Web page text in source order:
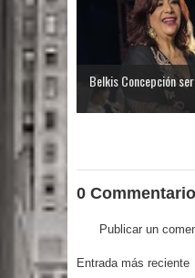
El PRM
domingo
Belkis Concepción
0
Publicar un
Entrada más reciente